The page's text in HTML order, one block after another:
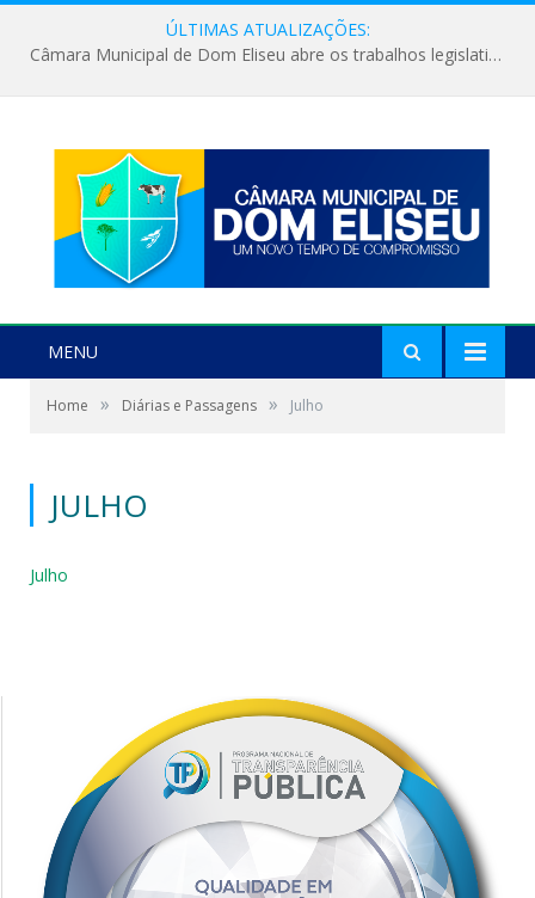
ÚLTIMAS ATUALIZAÇÕES:
Câmara Municipal de Dom Eliseu abre os trabalhos legislativos do segundo semestre
MENU
Home » Diárias e Passagens » Julho
JULHO
Julho